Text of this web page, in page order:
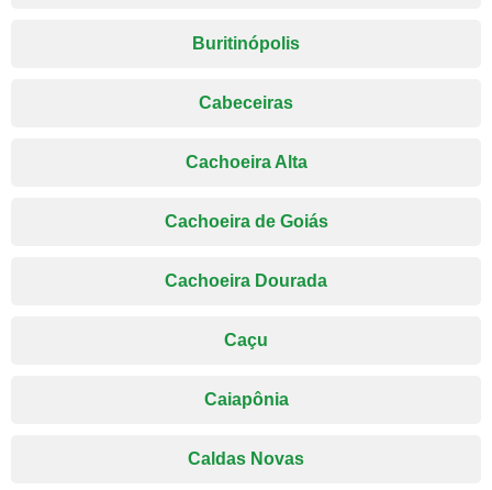
Buritinópolis
Cabeceiras
Cachoeira Alta
Cachoeira de Goiás
Cachoeira Dourada
Caçu
Caiapônia
Caldas Novas